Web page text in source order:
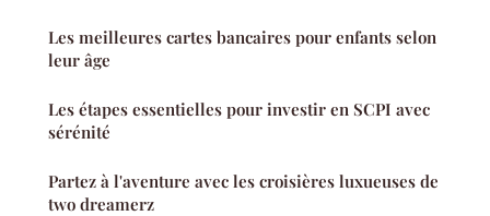
Les meilleures cartes bancaires pour enfants selon
leur âge
Les étapes essentielles pour investir en SCPI avec
sérénité
Partez à l'aventure avec les croisières luxueuses de
two dreamerz